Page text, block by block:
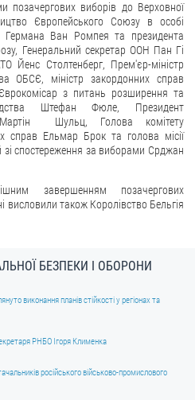
позачергових виборів до Верховної
Європейського Союзу в особі
Германа Ван Ромпея та президента
Генеральний секретар ООН Пан Гі
Йенс Столтенберг, Прем'єр-міністр
ОБСЄ, міністр закордонних справ
з питань розширення та
Штефан Фюле, Президент
Мартін Шульц, Голова комітету
справ Ельмар Брок та голова місії
зі спостереження за виборами Срджан
завершенням позачергових
висловили також Королівство Бельгія
БЕЗПЕКИ І ОБОРОНИ
виконання планів стійкості у регіонах та
РНБО Ігоря Клименка
російського військово-промислового